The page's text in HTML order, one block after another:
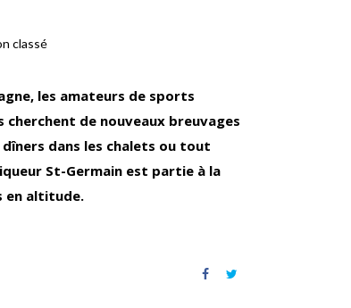
classé
les amateurs de sports
de nouveaux breuvages
dans les chalets ou tout
St-Germain est partie à la
en altitude.